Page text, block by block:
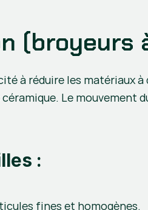
(broyeurs
à réduire les matériaux
Le
:
fines et homogènes.